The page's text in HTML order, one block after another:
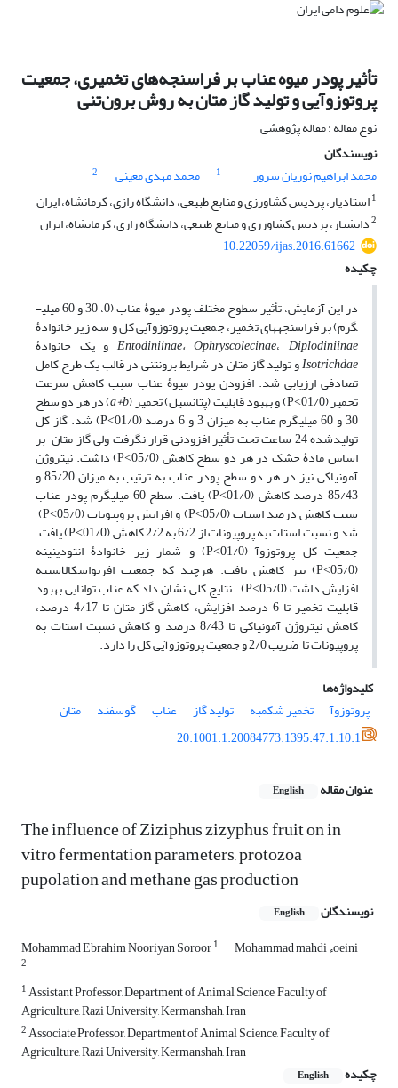
تأثیر پودر میوه عناب بر فراسنجه‌های تخمیری، جمعیت
پروتوزوآیی و تولید گاز متان به روش برون‌تنی
نوع مقاله : مقاله پژوهشی
نویسندگان
محمد ابراهیم نوریان سرور
1 محمد مهدی معینی
2
1استادیار، پردیس کشاورزی و منابع طبیعی، دانشگاه رازی، کرمانشاه، ایران
2دانشیار، پردیس کشاورزی و منابع طبیعی، دانشگاه رازی، کرمانشاه، ایران
10.22059/ijas.2016.61662
چکیده
در این آزمایش، تأثیر سطوح مختلف پودر میوۀ عناب (0، 30 و 60 میلی­
گرم) بر فراسنجه­های تخمیر، جمعیت پروتوزوآیی کل و سه زیر خانوادۀ
Entodiniinae، Ophryscolecinae،Diplodiniinae و یک خانوادۀ
Isotrichdaeو تولید گاز متان در شرایط برون­تنی در قالب یک طرح کامل
تصادفی ارزیابی شد. افزودن پودر میوۀ عناب سبب کاهش سرعت
تخمیر (01/0˂P) و بهبود قابلیت (پتانسیل) تخمیر ( a+b) در هر دو سطح
30 و 60 میلی­گرم عناب به میزان 3 و 6 درصد (01/0˂P) شد. گاز کل
تولیدشده 24 ساعت تحت تأثیر افزودنی قرار نگرفت ولی گاز متان بر
اساس مادۀ خشک در هر دو سطح کاهش (05/0˂P) داشت. نیتروژن
آمونیاکی نیز در هر دو سطح پودر عناب به ترتیب به میزان 85/20 و
85/43 درصد کاهش (01/0˂P) یافت. سطح 60 میلی­گرم پودر عناب
سبب کاهش درصد استات (05/0˂P) و افزایش پروپیونات (05/0˂P)
شد و نسبت استات به پروپیونات از 6/2 به 2/2 کاهش (01/0˂P) یافت.
جمعیت کل پروتوزوآ (01/0˂P) و شمار زیر خانوادۀ انتودینینه
(05/0˂P) نیز کاهش یافت. هرچند که جمعیت افریواسکالاسینه
افزایش داشت (05/0˂P). نتایج کلی نشان داد که عناب توانایی بهبود
قابلیت تخمیر تا 6 درصد افزایش، کاهش گاز متان تا 4/17 درصد،
کاهش نیتروژن آمونیاکی تا 8/43 درصد و کاهش نسبت استات به
پروپیونات تا ضریب 2/0 و جمعیت پروتوزوآیی کل را دارد.
کلیدواژه‌ها
پروتوزوآ
تخمیر شکمبه تولید گاز عناب گوسفند
متان
20.1001.1.20084773.1395.47.1.10.1
عنوان مقاله English
The influence of Ziziphus zizyphus fruit on in
vitro fermentation parameters, protozoa
pupolation and methane gas production
نویسندگان English
Mohammad Ebrahim Nooriyan Soroor1 Mohammad mahdi ءoeini
2
1Assistant Professor, Department of Animal Science, Faculty of
Agriculture, Razi University, Kermanshah, Iran
2Associate Professor, Department of Animal Science, Faculty of
Agriculture, Razi University, Kermanshah, Iran
چکیده
English